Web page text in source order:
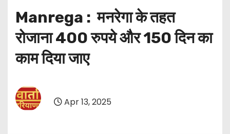
Manrega : मनरेगा के तहत
रोजाना 400 रुपये और 150 दिन का
काम दिया जाए
Apr 13, 2025